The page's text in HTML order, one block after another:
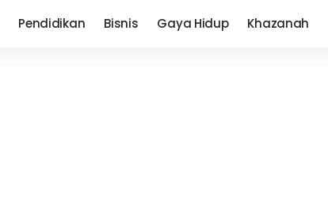
Pendidikan Bisnis Gaya Hidup Khazanah